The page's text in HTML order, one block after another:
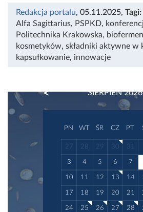
Redakcja portalu, 05.11.2025, Tagi:
Alfa Sagittarius, PSPKD,
Politechnika Krakowska,
kosmetyków, składniki aktywne w
kapsułkowanie, innowacje
SIERPIEŃ 2026
PREVIOUS
PN WT ŚR CZ PT
27 28 29 30 31
3 4 5 6 7
10 11 12 13 14
17 18 19 20 21
24 25 26 27 28